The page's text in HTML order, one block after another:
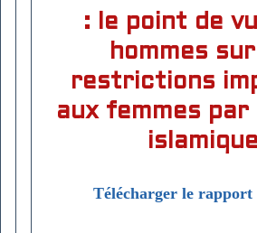
: le point de
hommes
restrictions
aux femmes par
islamique
Télécharger le rapport